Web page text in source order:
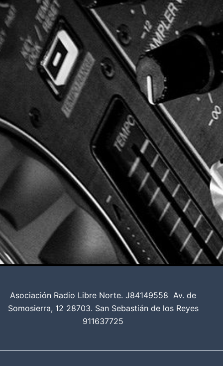
Asociación Radio Libre Norte. J84149558Av. de
Somosierra, 12 28703. San Sebastián de los Reyes
911637725